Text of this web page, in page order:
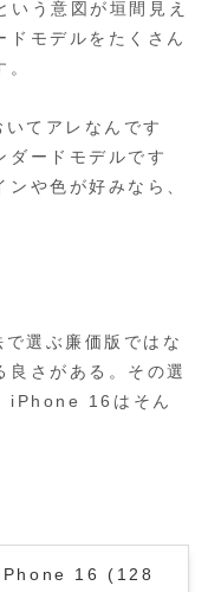
う意図が垣間見え
ドモデルをたくさん
てアレなんです
ダードモデルです
や色が好みなら、
選ぶ廉価版ではな
良さがある。その選
iPhone 16はそん
16 (128